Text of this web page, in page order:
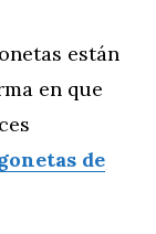
están
en que
de